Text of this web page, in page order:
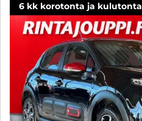
6 kk korotonta ja kulutonta